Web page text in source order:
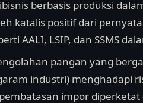
berbasis produksi
katalis positif dari
AALI, LSIP, dan SSMS
pangan yang
industri) menghadapi
impor